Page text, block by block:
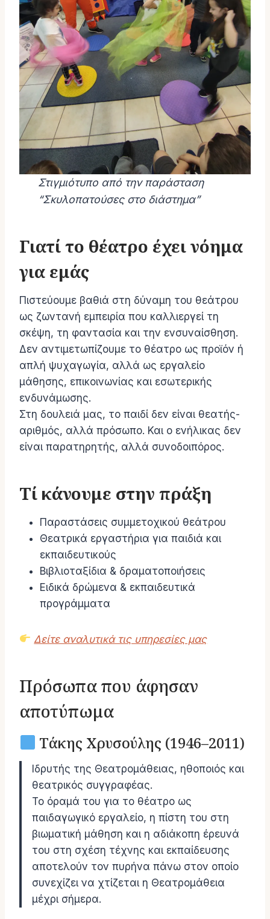
Στιγμιότυπο από την παράσταση
“Σκυλοπατούσες στο διάστημα”
Γιατί το θέατρο έχει νόημα
για εμάς
Πιστεύουμε βαθιά στη δύναμη του θεάτρου
ως ζωντανή εμπειρία που καλλιεργεί τη
σκέψη, τη φαντασία και την ενσυναίσθηση.
Δεν αντιμετωπίζουμε το θέατρο ως προϊόν ή
απλή ψυχαγωγία, αλλά ως εργαλείο
μάθησης, επικοινωνίας και εσωτερικής
ενδυνάμωσης.
Στη δουλειά μας, το παιδί δεν είναι θεατής-
αριθμός, αλλά πρόσωπο. Και ο ενήλικας δεν
είναι παρατηρητής, αλλά συνοδοιπόρος.
Τί κάνουμε στην πράξη
Παραστάσεις συμμετοχικού θεάτρου
Θεατρικά εργαστήρια για παιδιά και
εκπαιδευτικούς
Βιβλιοταξίδια & δραματοποιήσεις
Ειδικά δρώμενα & εκπαιδευτικά
προγράμματα
Δείτε αναλυτικά τις υπηρεσίες μας
Πρόσωπα που άφησαν
αποτύπωμα
Τάκης Χρυσούλης (1946–2011)
Ιδρυτής της Θεατρομάθειας, ηθοποιός και
θεατρικός συγγραφέας.
Το όραμά του για το θέατρο ως
παιδαγωγικό εργαλείο, η πίστη του στη
βιωματική μάθηση και η αδιάκοπη έρευνά
του στη σχέση τέχνης και εκπαίδευσης
αποτελούν τον πυρήνα πάνω στον οποίο
συνεχίζει να χτίζεται η Θεατρομάθεια
μέχρι σήμερα.